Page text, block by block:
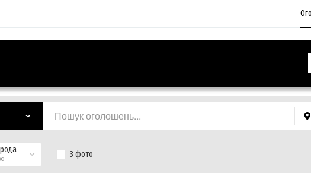
З фото